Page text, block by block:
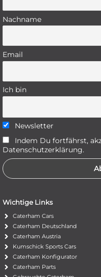
Nachname
Email
Ich bin
Newsletter
Indem Du fortfährst,
Datenschutzerklärung.
Wichtige Links
Caterham Cars
Caterham Deutschland
Caterham Austria
Kumschick Sports Cars
Caterham Konfigurator
Caterham Parts